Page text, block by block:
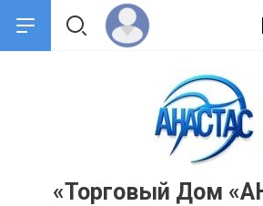
Сервис и поддержка
«Торговый Дом